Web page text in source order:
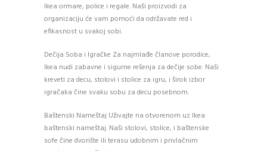
Ikea ormare, police i regale. Naši proizvodi za
organizaciju će vam pomoći da održavate red i
efikasnost u svakoj sobi.
Dečija Soba i Igračke Za najmlađe članove porodice,
Ikea nudi zabavne i sigurne rešenja za dečije sobe. Naši
kreveti za decu, stolovi i stolice za igru, i širok izbor
igračaka čine svaku sobu za decu posebnom.
Baštenski Nameštaj Uživajte na otvorenom uz Ikea
baštenski nameštaj. Naši stolovi, stolice, i baštenske
sofe čine dvorište ili terasu udobnim i privlačnim